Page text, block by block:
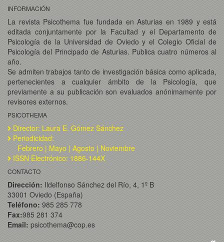
INFORMACIÓN
La revista Psicothema fue fundada en Asturias en 1989 y está
editada conjuntamente por la Facultad y el Departamento de
Psicología de la Universidad de Oviedo y el Colegio Oficial de
Psicología del Principado de Asturias. Publica cuatro números al
año.
Se admiten trabajos tanto de investigación básica como aplicada,
pertenecientes a cualquier ámbito de la Psicología, que
previamente a su publicación son evaluados anónimamente por
revisores externos.
PSICOTHEMA
Director: Laura E. Gómez Sánchez
Periodicidad:
Febrero | Mayo | Agosto | Noviembre
ISSN Electrónico: 1886-144X
CONTACTO
Dirección: Ildelfonso Sánchez del Río, 4, 1º B
33001 Oviedo (España)
Teléfono: 985 285 778
Fax:985 281 374
Email: psicothema@cop.es